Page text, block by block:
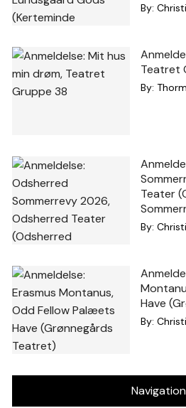
By:
Teatret
By:
Teater
By:
Have
By:
Navigation